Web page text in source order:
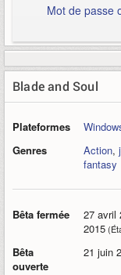
Mot de passe
Blade and Soul
Plateformes
Genres
Action,
fantasy
Bêta fermée 27 avril
2015
Bêta
ouverte
21 juin